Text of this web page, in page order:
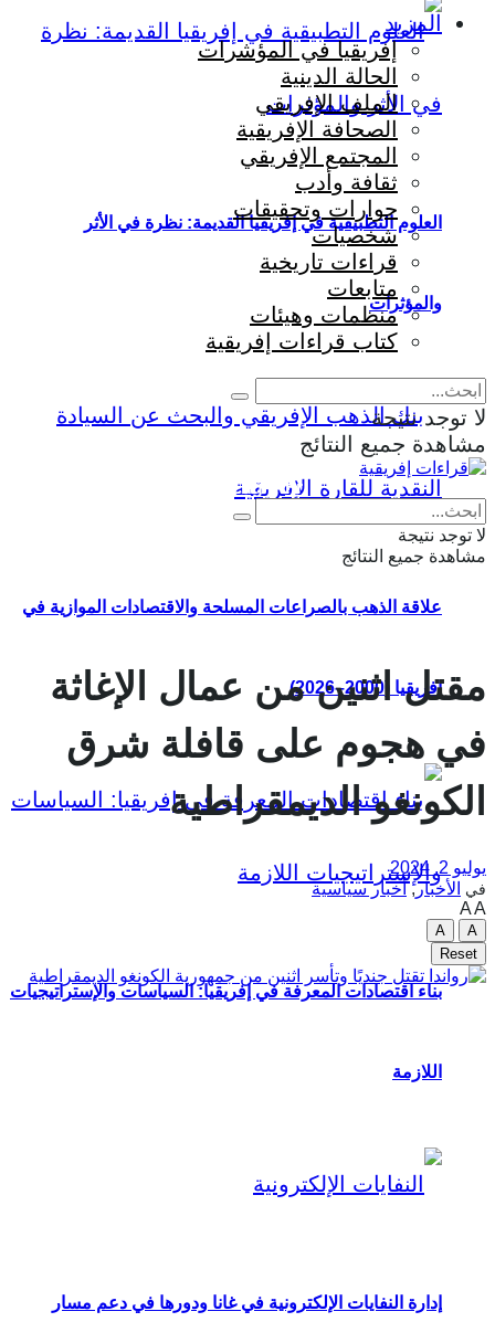
العلوم التطبيقية في إفريقيا القديمة: نظرة في الأثر
والمؤثرات
علاقة الذهب بالصراعات المسلحة والاقتصادات الموازية في
إفريقيا (2000–2026)
بناء اقتصادات المعرفة في إفريقيا: السياسات والإستراتيجيات
اللازمة
إدارة النفايات الإلكترونية في غانا ودورها في دعم مسار
المزيد
إفريقيا في المؤشرات
الحالة الدينية
الملف الإفريقي
الصحافة الإفريقية
المجتمع الإفريقي
ثقافة وأدب
حوارات وتحقيقات
شخصيات
قراءات تاريخية
متابعات
منظمات وهيئات
كتاب قراءات إفريقية
لا توجد نتيجة
مشاهدة جميع النتائج
Eng Fr
لا توجد نتيجة
مشاهدة جميع النتائج
مقتل اثنين من عمال الإغاثة
في هجوم على قافلة شرق
الكونغو الديمقراطية
يوليو 2, 2024
في الأخبار,أخبار سياسية
AA
A
A
Reset